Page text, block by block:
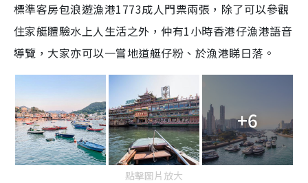
標準客房包浪遊漁港1773成人門票兩張，除了可以參觀
住家艇體驗水上人生活之外，仲有1小時香港仔漁港語音
導覽，大家亦可以一嘗地道艇仔粉、於漁港睇日落。
+6
點擊圖片放大